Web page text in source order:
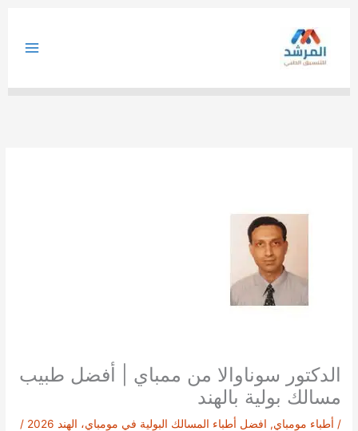
الدكتور سوناوالا من ممباي | أفضل طبيب
مسالك بولية بالهند
/ أطباء مومباي, افضل أطباء المسالك البولية في مومباي، الهند 2026
/